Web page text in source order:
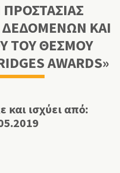
ΠΡΟΣΤΑΣΙΑΣ
ΚΑΙ
TΟΥ ΘΕΣΜΟΥ
AWARDS»
και ισχύει από: